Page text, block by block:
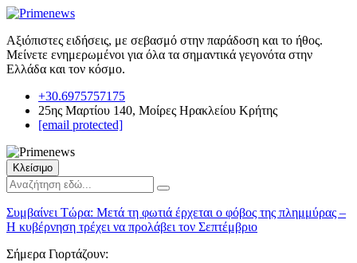
Αξιόπιστες ειδήσεις, με σεβασμό στην παράδοση και το ήθος.
Μείνετε ενημερωμένοι για όλα τα σημαντικά γεγονότα στην
Ελλάδα και τον κόσμο.
+30.6975757175
25ης Μαρτίου 140, Μοίρες Ηρακλείου Κρήτης
[email protected]
Κλείσιμο
Συμβαίνει Τώρα: Μετά τη φωτιά έρχεται ο φόβος της πλημμύρας –
Η κυβέρνηση τρέχει να προλάβει τον Σεπτέμβριο
Σήμερα Γιορτάζουν: